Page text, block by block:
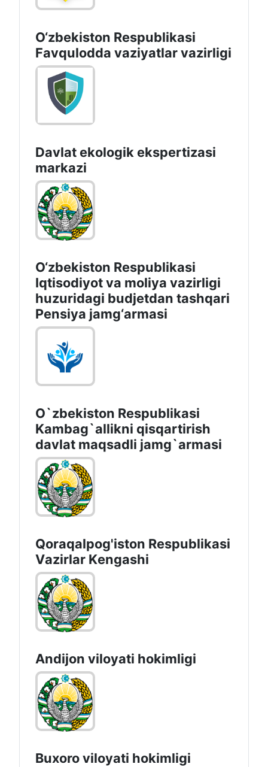
O‘zbеkistоn Rеspublikаsi
Favqulodda vaziyatlar vazirligi
Davlat ekologik ekspertizasi
markazi
O‘zbekiston Respublikasi
Iqtisodiyot va moliya vazirligi
huzuridagi budjetdan tashqari
Pensiya jamg‘armasi
O`zbekiston Respublikasi
Kambag`allikni qisqartirish
davlat maqsadli jamg`armasi
Qoraqalpog'iston Rеspublikаsi
Vаzirlаr Kеngаshi
Andijon vilоyati hоkimligi
Buxoro viloyati hokimligi